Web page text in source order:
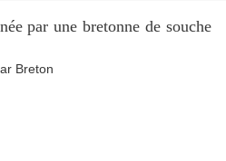
par une bretonne de souche